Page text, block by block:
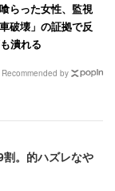
らった女性、監視
破壊」の証拠で反
潰れる
Recommended by
。的ハズレなや